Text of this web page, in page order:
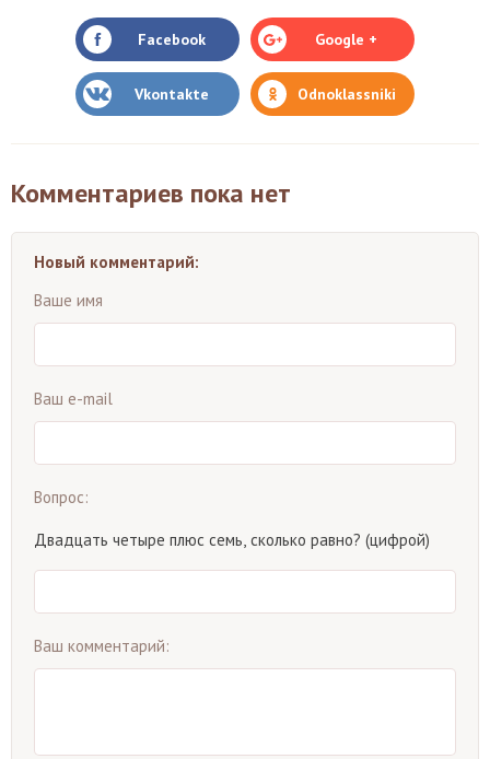
Facebook Google +
Vkontakte Odnoklassniki
Комментариев пока нет
Новый комментарий:
Ваше имя
Ваш e-mail
Вопрос:
Двадцать четыре плюс семь, сколько равно? (цифрой)
Ваш комментарий: